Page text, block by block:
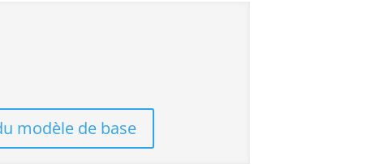
modèle de base